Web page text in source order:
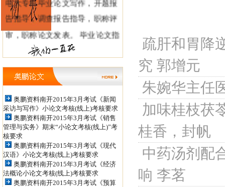
告指导，调查报告指导，职称评
审，职称论文发表。 毕业论文指
导QQ: 498886956 ，438160317信
箱：tianshanxiezuo@126.com 职
称论文发表QQ: 979934524，
jiaoshizhijia888@126.com
奥鹏资料南开2015年3月考试《新闻
采访与写作》小论文考核(线上)考核要求
奥鹏资料南开2015年3月考试《销售
管理与实务》期末“小论文考核(线上)”考
核要求
奥鹏资料南开2015年3月考试《现代
汉语》小论文考核(线上)考核要求
奥鹏资料南开2015年3月考试《经济
法概论小论文考核(线上)考核要求
奥鹏资料南开2015年3月考试《预算
疏肝和胃降
究 郭增元
朱婉华主任
加味桂枝茯
桂香，封帆
中药汤剂配
响 李茗